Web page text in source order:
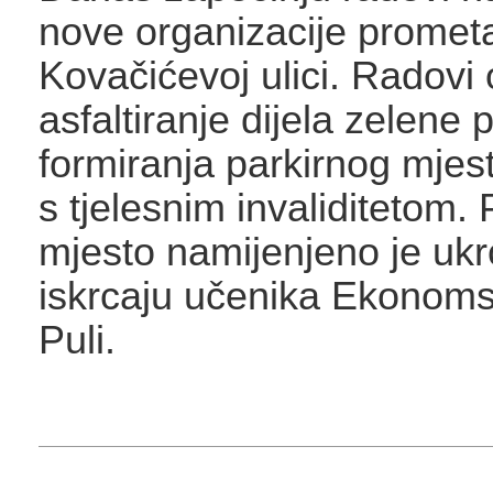
nove organizacije
Kovačićevoj ulici. Radovi
asfaltiranje dijela zelene
formiranja parkirnog
s tjelesnim invaliditetom.
mjesto namijenjeno je
iskrcaju učenika
Puli.